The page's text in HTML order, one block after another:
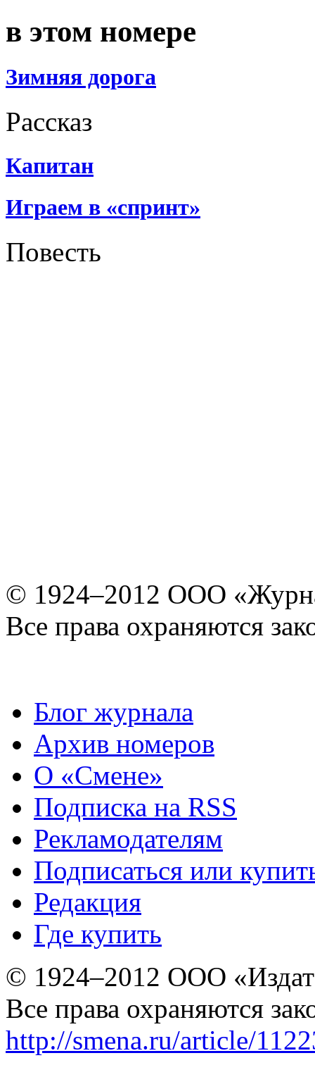
в этом номере
Зимняя дорога
Рассказ
Капитан
Играем в «спринт»
Повесть
© 1924–2012 ООО
Все права охраняются
Блог журнала
Архив номеров
О «Смене»
Подписка на RSS
Рекламодателям
Подписаться или
Редакция
Где купить
© 1924–2012 ООО
Все права охраняются
http://smena.ru/article/